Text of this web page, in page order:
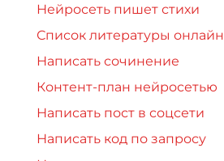
Нейросеть пишет стихи
Список литературы онлайн
Написать сочинение
Контент-план нейросетью
Написать пост в соцсети
Написать код по запросу